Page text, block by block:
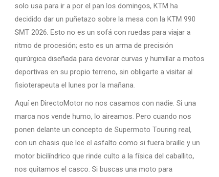
solo usa para ir a por el pan los domingos, KTM ha
decidido dar un puñetazo sobre la mesa con la KTM 990
SMT 2026. Esto no es un sofá con ruedas para viajar a
ritmo de procesión; esto es un arma de precisión
quirúrgica diseñada para devorar curvas y humillar a motos
deportivas en su propio terreno, sin obligarte a visitar al
fisioterapeuta el lunes por la mañana.
Aquí en DirectoMotor no nos casamos con nadie. Si una
marca nos vende humo, lo aireamos. Pero cuando nos
ponen delante un concepto de Supermoto Touring real,
con un chasis que lee el asfalto como si fuera braille y un
motor bicilíndrico que rinde culto a la física del caballito,
nos quitamos el casco. Si buscas una moto para